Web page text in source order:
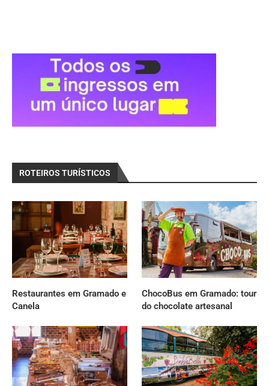
ROTEIROS TURÍSTICOS
Restaurantes em Gramado e
Canela
ChocoBus em Gramado: tour
do chocolate artesanal